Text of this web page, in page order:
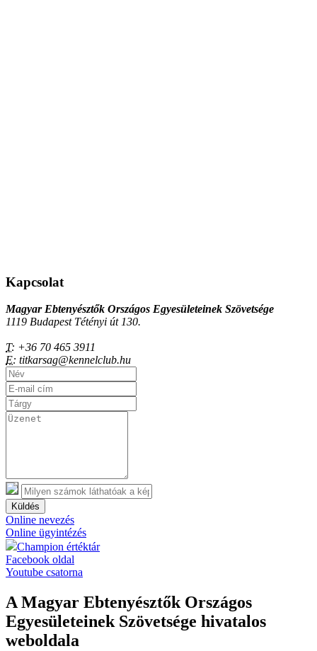
Kapcsolat
Magyar Ebtenyésztők Országos Egyesületeinek Szövetsége
1119 Budapest Tétényi út 130.
T: +36 70 465 3911
E: titkarsag@kennelclub.hu
Küldés
Online nevezés
Online ügyintézés
Champion értéktár
Facebook oldal
Youtube csatorna
A Magyar Ebtenyésztők Országos
Egyesületeinek Szövetsége hivatalos
weboldala